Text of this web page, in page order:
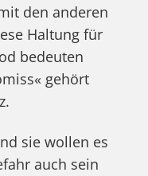
den anderen
Haltung für
bedeuten
gehört
sie wollen es
auch sein